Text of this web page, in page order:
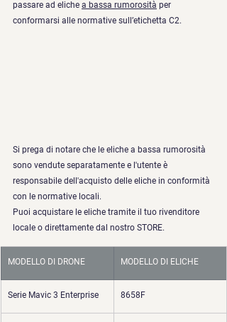
passare ad eliche a bassa rumorosità per
conformarsi alle normative sull’etichetta C2.
Si prega di notare che le eliche a bassa rumorosità
sono vendute separatamente e l'utente è
responsabile dell'acquisto delle eliche in conformità
con le normative locali.
Puoi acquistare le eliche tramite il tuo rivenditore
locale o direttamente dal nostro STORE.
MODELLO DI DRONE MODELLO DI ELICHE
Serie Mavic 3 Enterprise 8658F